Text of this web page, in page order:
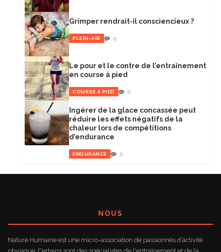
Grimper rendrait-il consciencieux ?
PLEIN-AIR 0
Le pour et le contre de l’entraînement
en course à pied
COURSE À PIED 0
Ingérer de la glace concassée peut
réduire les effets négatifs de la
chaleur lors de compétitions
d’endurance
ENDURANCE 0
NOUS
Nature Humaine est une micro-association de passionnés d’activité